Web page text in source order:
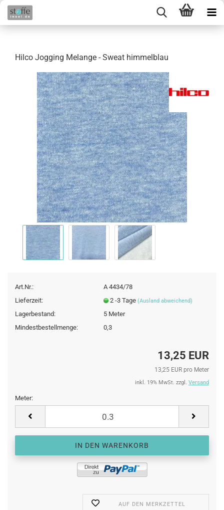
Hilco Jogging Melange - Sweat himmelblau
Art.Nr.:
A 4434/78
Lieferzeit:
2 -3 Tage (Ausland abweichend)
Lagerbestand: 5 Meter
Mindestbestellmenge:
0,3
13,25 EUR
13,25 EUR pro Meter
inkl. 19% MwSt. zzgl. Versand
Meter:
AUF DEN MERKZETTEL